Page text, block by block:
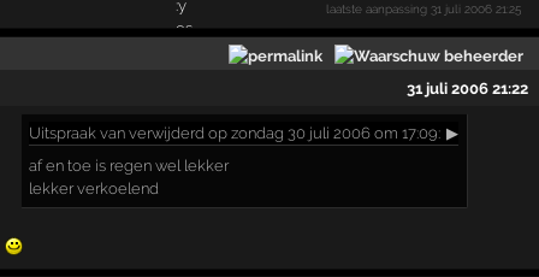
laatste aanpassing 31 juli 2006 21:25
31 juli 2006 21:22
Uitspraak van verwijderd op zondag 30 juli 2006 om 17:09: ▶
af en toe is regen wel lekker
lekker verkoelend